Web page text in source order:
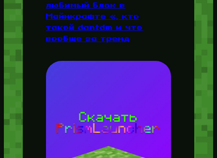
любимый блок в
Майнкрафте «, кто
такой dantdm и что
вообще за тренд